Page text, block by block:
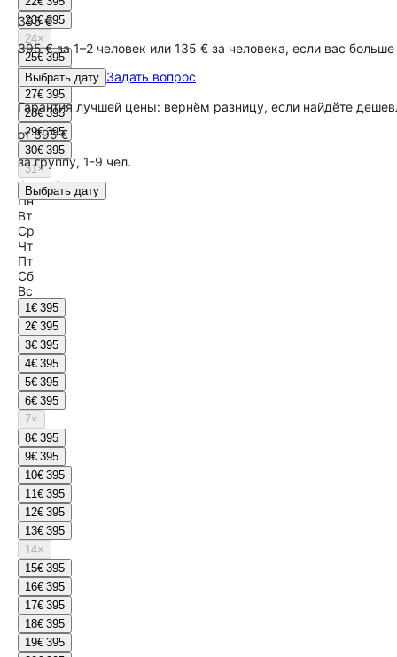
23€ 395
24×
25€ 395
26€ 395
27€ 395
28€ 395
29€ 395
30€ 395
31×
Сентябрь
Пн
Вт
Ср
Чт
Пт
Сб
Вс
1€ 395
2€ 395
3€ 395
4€ 395
5€ 395
6€ 395
7×
8€ 395
9€ 395
10€ 395
11€ 395
12€ 395
13€ 395
14×
15€ 395
16€ 395
17€ 395
18€ 395
19€ 395
395 €
395 € за 1–2 человек или 135 € за человека, если вас больше
Выбрать дату Задать вопрос
Гарантия лучшей цены: вернём разницу, если найдёте
от395 €
за группу, 1-9 чел.
Выбрать дату